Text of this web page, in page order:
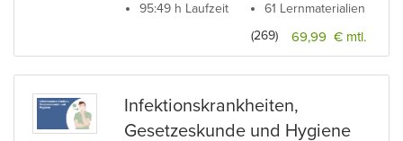
95:49 h Laufzeit
61 Lernmaterialien
69,99 € mtl.
(269)
Infektionskrankheiten,
Gesetzeskunde und Hygiene